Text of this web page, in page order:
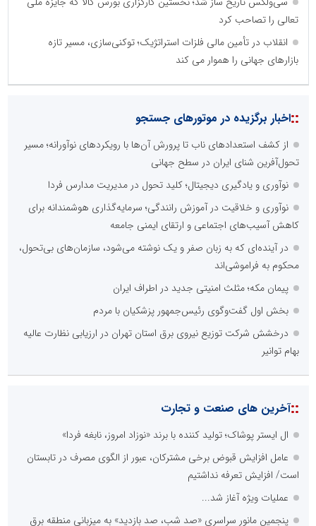
تعالی را تصاحب کرد
انقلاب در تأمین مالی فلزات استراتژیک؛ توکنی‌سازی، مسیر تازه
بازارهای جهانی را هموار می کند
نظرسنجی
مهمترین نیازمندی ساختار اطلاع رسانی روابط عمومی های نوین کدام
گزینه است؟
راه اندازی خبرگزاری داخلی
آرشیو غنی و قابل دسترس
پخش آنلاین تمامی رویدادها
ارائه خدمات آموزشی برای مخاطیان هدف
درج کلیه خدمات اطلاع رسانی در بستر اینترنت
کاهش هزینه های درج خبر در رسانه ها
نظرسنجی
صاحبان کسب و کار کدام گزینه است؟
محدودیت ها و خطوط قرمز داخلی رسانه ها
عدم داشتن ایده در ارائه خدمات رسانه ای
عدم اعتبار ویژه به محتواهای خبری
محدودیت در انتشار محتوا